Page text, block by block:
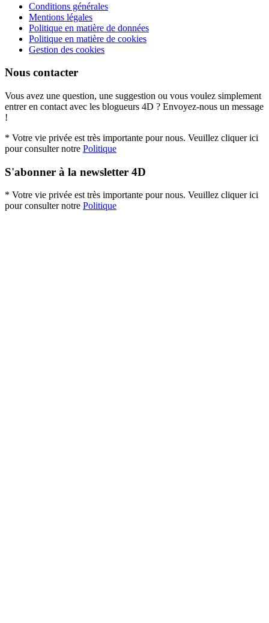
Conditions générales
Mentions légales
Politique en matière de données
Politique en matière de cookies
Gestion des cookies
Nous contacter
Vous avez une question, une suggestion ou vous voulez simplement
entrer en contact avec les blogueurs 4D ? Envoyez-nous un message
!
* Votre vie privée est très importante pour nous. Veuillez cliquer ici
pour consulter notre Politique
S'abonner à la newsletter 4D
* Votre vie privée est très importante pour nous. Veuillez cliquer ici
pour consulter notre Politique